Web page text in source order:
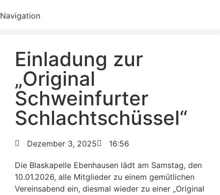
Navigation
Einladung zur
„Original
Schweinfurter
Schlachtschüssel“
Dezember 3, 2025 16:56
Die Blaskapelle Ebenhausen lädt am Samstag, den
10.01.2026, alle Mitglieder zu einem gemütlichen
Vereinsabend ein, diesmal wieder zu einer „Original